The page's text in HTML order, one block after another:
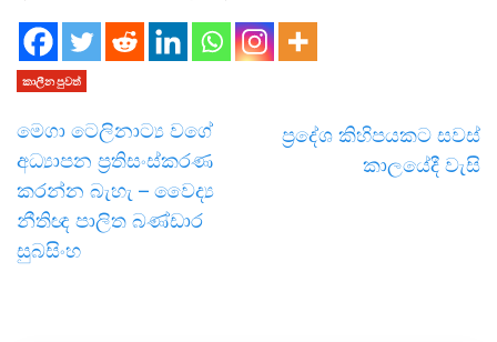
කාලීන පුවත්
මෙගා ටෙලිනාට්‍ය වගේ
අධ්‍යාපන ප්‍රතිසංස්කරණ
කරන්න බැහැ – වෛද්‍ය
නීතිඥ පාලිත බණ්ඩාර
සුබසිංහ
ප්‍රදේශ කිහිපයකට සවස්
කාලයේදී වැසි